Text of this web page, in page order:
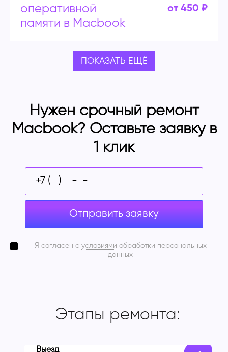
оперативной
памяти в Macbook
от 450 ₽
ПОКАЗАТЬ ЕЩЁ
Нужен срочный ремонт
Macbook? Оставьте заявку в
1 клик
Отправить заявку
Я согласен с условиями обработки персональных
данных
Этапы ремонта:
Выезд